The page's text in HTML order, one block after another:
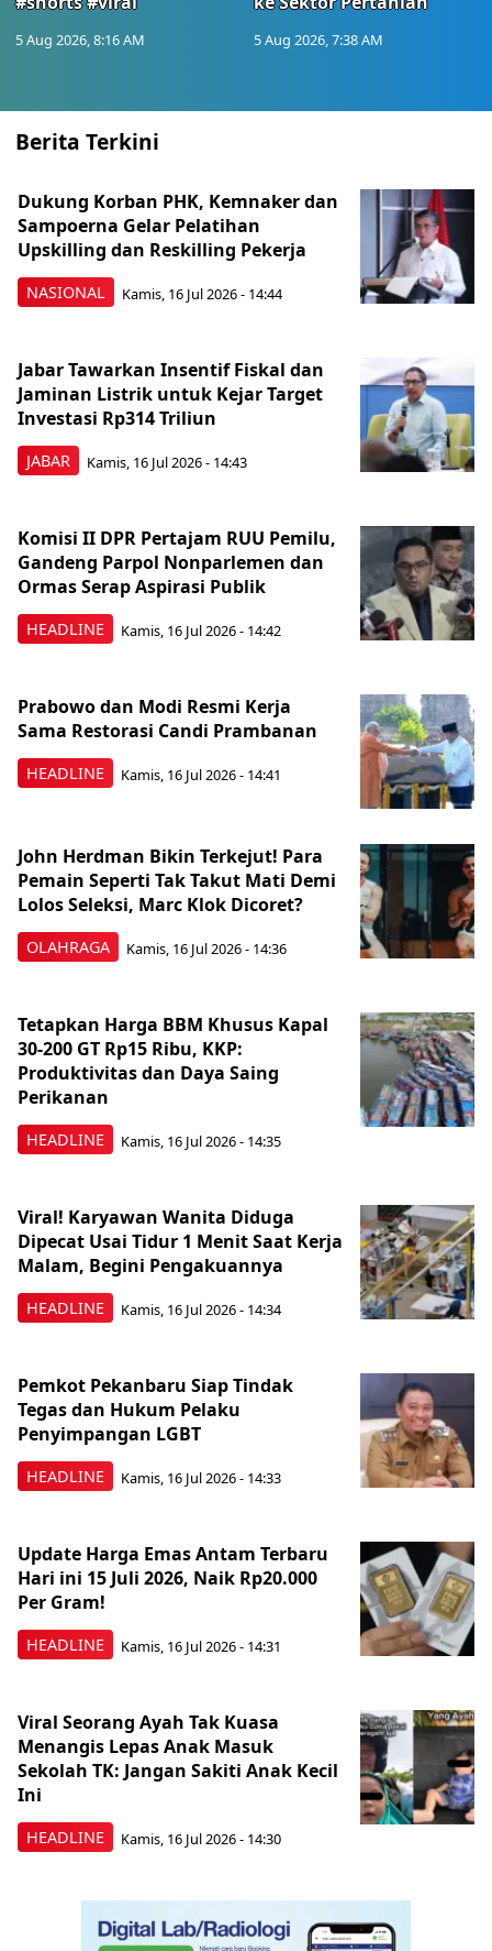
5 Aug 2026, 8:16 AM 5 Aug 2026, 7:38 AM
Berita Terkini
NASIONAL
Dukung Korban PHK, Kemnaker dan
Sampoerna Gelar Pelatihan
Upskilling dan Reskilling Pekerja
Kamis, 16 Jul 2026 - 14:44
JABAR
Jabar Tawarkan Insentif Fiskal dan
Jaminan Listrik untuk Kejar Target
Investasi Rp314 Triliun
Kamis, 16 Jul 2026 - 14:43
HEADLINE
Komisi II DPR Pertajam RUU Pemilu,
Gandeng Parpol Nonparlemen dan
Ormas Serap Aspirasi Publik
Kamis, 16 Jul 2026 - 14:42
HEADLINE
Prabowo dan Modi Resmi Kerja
Sama Restorasi Candi Prambanan
Kamis, 16 Jul 2026 - 14:41
OLAHRAGA
John Herdman Bikin Terkejut! Para
Pemain Seperti Tak Takut Mati Demi
Lolos Seleksi, Marc Klok Dicoret?
Kamis, 16 Jul 2026 - 14:36
HEADLINE
Tetapkan Harga BBM Khusus Kapal
30-200 GT Rp15 Ribu, KKP:
Produktivitas dan Daya Saing
Perikanan
Kamis, 16 Jul 2026 - 14:35
HEADLINE
Viral! Karyawan Wanita Diduga
Dipecat Usai Tidur 1 Menit Saat Kerja
Malam, Begini Pengakuannya
Kamis, 16 Jul 2026 - 14:34
HEADLINE
Pemkot Pekanbaru Siap Tindak
Tegas dan Hukum Pelaku
Penyimpangan LGBT
Kamis, 16 Jul 2026 - 14:33
HEADLINE
Update Harga Emas Antam Terbaru
Hari ini 15 Juli 2026, Naik Rp20.000
Per Gram!
Kamis, 16 Jul 2026 - 14:31
HEADLINE
Viral Seorang Ayah Tak Kuasa
Menangis Lepas Anak Masuk
Sekolah TK: Jangan Sakiti Anak Kecil
Ini
Kamis, 16 Jul 2026 - 14:30